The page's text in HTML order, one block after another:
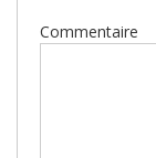
Commentaire